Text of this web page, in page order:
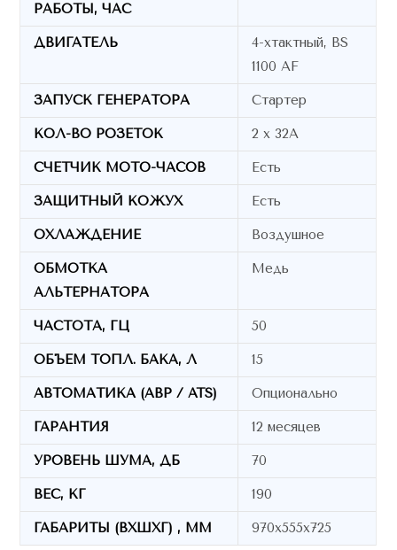
РАБОТЫ, ЧАС
ДВИГАТЕЛЬ
4-хтактный, BS
1100 АF
ЗАПУСК ГЕНЕРАТОРА Стартер
КОЛ-ВО РОЗЕТОК 2 х 32А
СЧЕТЧИК МОТО-ЧАСОВ Есть
ЗАЩИТНЫЙ КОЖУХ Есть
ОХЛАЖДЕНИЕ Воздушное
ОБМОТКА
АЛЬТЕРНАТОРА
Медь
ЧАСТОТА, ГЦ 50
ОБЪЕМ ТОПЛ. БАКА, Л 15
АВТОМАТИКА (АВР / ATS) Опционально
ГАРАНТИЯ 12 месяцев
УРОВЕНЬ ШУМА, ДБ 70
ВЕС, КГ 190
ГАБАРИТЫ (ВХШХГ) , ММ 970х555х725